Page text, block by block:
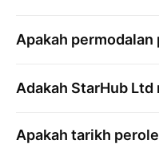
Apakah permodalan
Adakah StarHub Ltd
Apakah tarikh